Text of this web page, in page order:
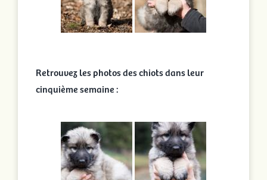
Retrouvez les photos des chiots dans leur
cinquième semaine :